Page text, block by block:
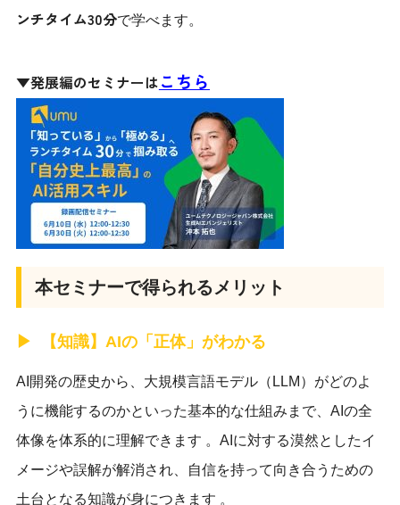
ンチタイム30分で学べます。
▼発展編のセミナーはこちら
本セミナーで得られるメリット
【知識】AIの「正体」がわかる
AI開発の歴史から、大規模言語モデル（LLM）がどのよ
うに機能するのかといった基本的な仕組みまで、AIの全
体像を体系的に理解できます 。AIに対する漠然としたイ
メージや誤解が解消され、自信を持って向き合うための
土台となる知識が身につきます 。